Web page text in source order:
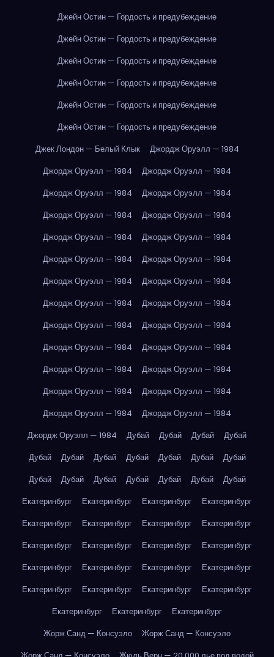
Джейн Остин — Гордость и предубеждение
Джейн Остин — Гордость и предубеждение
Джейн Остин — Гордость и предубеждение
Джейн Остин — Гордость и предубеждение
Джейн Остин — Гордость и предубеждение
Джейн Остин — Гордость и предубеждение
Джек Лондон — Белый Клык
Джордж Оруэлл — 1984
Джордж Оруэлл — 1984
Джордж Оруэлл — 1984
Джордж Оруэлл — 1984
Джордж Оруэлл — 1984
Джордж Оруэлл — 1984
Джордж Оруэлл — 1984
Джордж Оруэлл — 1984
Джордж Оруэлл — 1984
Джордж Оруэлл — 1984
Джордж Оруэлл — 1984
Джордж Оруэлл — 1984
Джордж Оруэлл — 1984
Джордж Оруэлл — 1984
Джордж Оруэлл — 1984
Джордж Оруэлл — 1984
Джордж Оруэлл — 1984
Джордж Оруэлл — 1984
Джордж Оруэлл — 1984
Джордж Оруэлл — 1984
Джордж Оруэлл — 1984
Джордж Оруэлл — 1984
Джордж Оруэлл — 1984
Джордж Оруэлл — 1984
Джордж Оруэлл — 1984
Джордж Оруэлл — 1984
Дубай Дубай Дубай
Дубай
Дубай
Дубай Дубай Дубай Дубай Дубай
Дубай
Дубай
Дубай Дубай Дубай Дубай Дубай
Дубай
Екатеринбург
Екатеринбург Екатеринбург
Екатеринбург
Екатеринбург
Екатеринбург Екатеринбург
Екатеринбург
Екатеринбург
Екатеринбург Екатеринбург
Екатеринбург
Екатеринбург
Екатеринбург Екатеринбург
Екатеринбург
Екатеринбург
Екатеринбург Екатеринбург
Екатеринбург
Екатеринбург
Екатеринбург
Екатеринбург
Жорж Санд — Консуэло
Жорж Санд — Консуэло